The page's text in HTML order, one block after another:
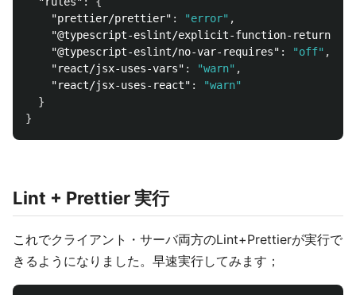
"prettier/prettier" : "error" ,
"@typescript-eslint/explicit-function-return-
"@typescript-eslint/no-var-requires" : "off" ,
"react/jsx-uses-vars" : "warn" ,
"react/jsx-uses-react" :
"warn"
}
}
Lint + Prettier 実行
これでクライアント・サーバ両方のLint+Prettierが実行で
きるようになりました。早速実行してみます；